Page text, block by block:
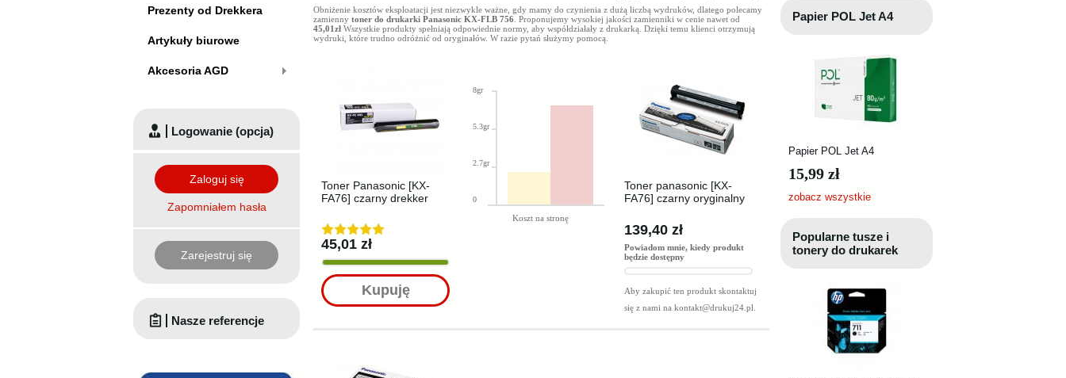
Obniżenie kosztów eksploatacji jest niezwykle ważne, gdy mamy do czynienia z dużą liczbą wydruków, dlatego polecamy
zamienny toner do drukarki Panasonic KX-FLB 756 . Proponujemy wysokiej jakości zamienniki w cenie nawet od
45,01zł Wszystkie produkty spełniają odpowiednie normy, aby współdziałały z drukarką. Dzięki temu klienci otrzymują
wydruki, które trudno odróżnić od oryginałów. W razie pytań służymy pomocą.
Toner Panasonic [KX-
FA76] czarny drekker
45,01 zł
Kupuję
8gr
5.3gr
2.7gr
0
Koszt na stronę
Toner panasonic [KX-
FA76] czarny oryginalny
139,40 zł
Powiadom mnie, kiedy produkt
będzie dostępny
Aby zakupić ten produkt skontaktuj
się z nami na kontakt@drukuj24.pl
Prezenty od Drekkera
Artykuły biurowe
Akcesoria AGD
Logowanie (opcja)
Zaloguj się
Zapomniałem hasła
Zarejestruj się
Nasze referencje
Papier POL Jet A4
Papier POL Jet A4
15,99 zł
zobacz wszystkie
Popularne tusze i
tonery do drukarek